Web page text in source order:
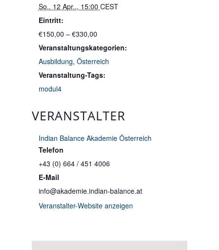
So.. 12 Apr.., 15:00 CEST
Eintritt:
€150,00 – €330,00
Veranstaltungskategorien:
Ausbildung, Österreich
Veranstaltung-Tags:
modul4
VERANSTALTER
Indian Balance Akademie Österreich
Telefon
+43 (0) 664 / 451 4006
E-Mail
info@akademie.indian-balance.at
Veranstalter-Website anzeigen